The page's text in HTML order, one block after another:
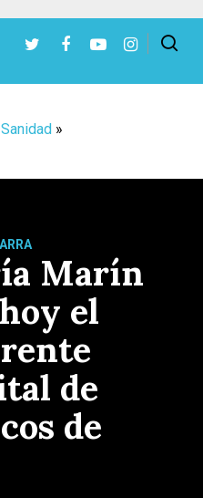
Sanidad»
Marín
el
de
de